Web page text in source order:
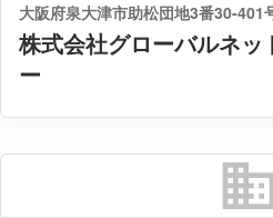
大阪府泉大津市助松団地3番30-401
株式会社グローバルネ
ー
business